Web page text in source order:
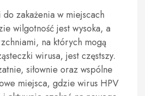
zakażenia w miejscach
wilgotność jest wysoka, a
na których mogą
wirusa, jest częstszy.
siłownie oraz wspólne
miejsca, gdzie wirus HPV